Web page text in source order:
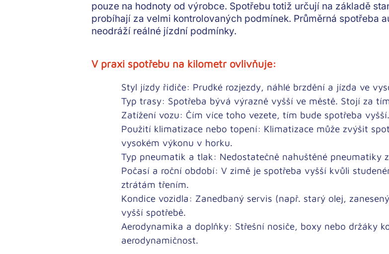
pouze na hodnoty od výrobce. Spotřebu totiž určují na základě
probíhají za velmi kontrolovaných podmínek. Průměrná spotřeba
neodráží reálné jízdní podmínky.
V praxi spotřebu na kilometr ovlivňuje:
Styl jízdy řidiče: Prudké rozjezdy, náhlé brzdění a jízda ve
Typ trasy: Spotřeba bývá výrazně vyšší ve městě. Stojí za
Zatížení vozu: Čím více toho vezete, tím bude spotřeba vyšší.
Použití klimatizace nebo topení: Klimatizace může zvýšit
vysokém výkonu v horku.
Typ pneumatik a tlak: Nedostatečně nahuštěné
Počasí a roční období: V zimě je spotřeba vyšší kvůli
ztrátám třením.
Kondice vozidla: Zanedbaný servis (např. starý olej,
vyšší spotřebě.
Aerodynamika a doplňky: Střešní nosiče, boxy nebo držáky
aerodynamičnost.